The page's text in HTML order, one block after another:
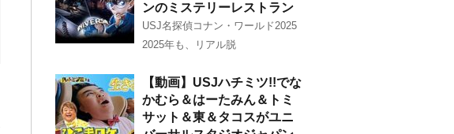
ンのミステリーレストラン
USJ名探偵コナン・ワールド2025
2025年も、リアル脱
【動画】USJハチミツ!!でな
かむら＆はーたみん＆トミ
サット＆東＆タコスがユニ